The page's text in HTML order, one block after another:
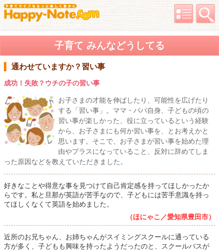
子育て みんなどうしてる
通わせていますか？習い事
成功！失敗？ウチの子の習い事
お子さまの才能を伸ばしたり、可能性を広げたり
する「習い事」。ママ・パパ自身、子どもの頃の
習い事が楽しかった、役に立っているという経験
から、お子さまにも何か習い事を、とお考えかと
思います。そこで、お子さまが習い事を始めた理
由やプラスになっていること、反対に辞めてしま
った原因などを教えていただきました。
好きなことや得意な事を見つけて自己肯定感を持ってほしかったか
らです。私と旦那が英語が苦手なので、子どもには苦手意識を持っ
てほしくなくて英語を始めました。
（ほにゃこ／愛知県豊田市）
近所のお兄ちゃん、お姉ちゃんがスイミングスクールに通っている
方が多く、子どもも興味を持ったようだったのと、スクールバスが